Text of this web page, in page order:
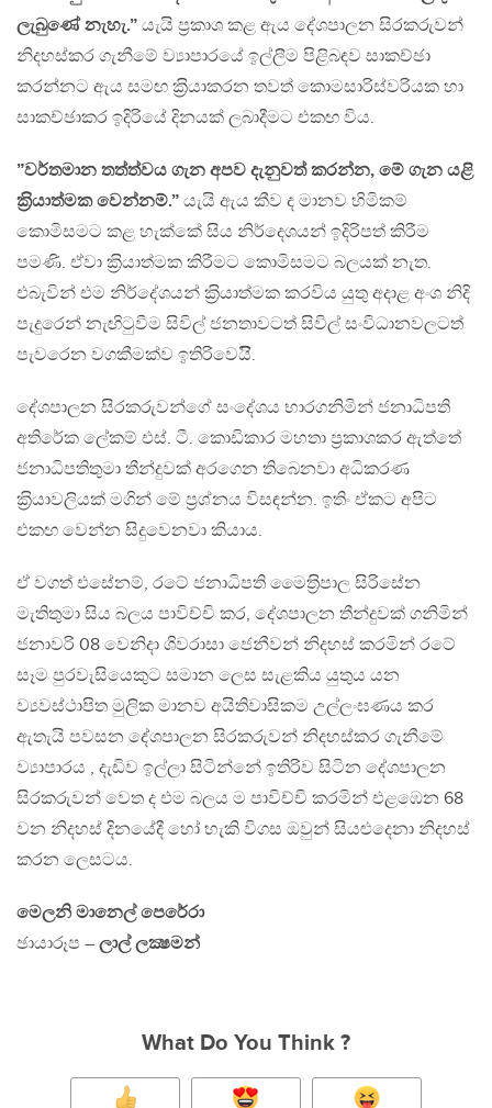
ලැබුණේ නැහැ.” යැයි ප‍්‍රකාශ කළ ඇය දේශපාලන සිරකරුවන්
නිදහස්කර ගැනීමේ ව්‍යාපාරයේ ඉල්ලීම පිළිබඳව සාකච්ඡා
කරන්නට ඇය සමඟ ක‍්‍රියාකරන තවත් කොමසාරිස්වරියක හා
සාකච්ඡාකර ඉදිරියේ දිනයක් ලබාදීමට එකඟ විය.
”වර්තමාන තත්ත්වය ගැන අපව දැනුවත් කරන්න, මේ ගැන යළි
ක‍්‍රියාත්මක වෙන්නම්.” යැයි ඇය කීව ද මානව හිමිකම්
කොමිසමට කළ හැක්කේ සිය නිර්දෙශයන් ඉදිරිපත් කිරීම
පමණි. ඒවා ක‍්‍රියාත්මක කිරීමට කොමිසමට බලයක් නැත.
එබැවින් එම නිර්දේශයන් ක‍්‍රියාත්මක කරවිය යුතු අදාළ අංශ නිදි
පැදුරෙන් නැඟිටුවීම සිවිල් ජනතාවටත් සිවිල් සංවිධානවලටත්
පැවරෙන වගකීමක්ව ඉතිරිවෙයිි.
දේශපාලන සිරකරුවන්ගේ සංදේශය භාරගනිමින් ජනාධිපති
අතිරේක ලේකම් එස්. ටී. කොඩිකාර මහතා ප‍්‍රකාශකර ඇත්තේ
ජනාධිපතිතුමා තීන්දුවක් අරගෙන තිබෙනවා අධිකරණ
ක‍්‍රියාවලියක් මගින් මේ ප‍්‍රශ්නය විසඳන්න. ඉතිං ඒකට අපිට
එකඟ වෙන්න සිදුවෙනවා කියාය.
ඒ වගත් එසේනම්, රටේ ජනාධිපති මෛත‍්‍රිපාල සිරිසේන
මැතිතුමා සිය බලය පාවිච්චි කර, දේශපාලන තීන්දුවක් ගනිමින්
ජනාවරි 08 වෙනිදා ශිවරාසා ජෙනීවන් නිදහස් කරමින් රටේ
සෑම පුරවැසියෙකුට සමාන ලෙස සැළකිය යුතුය යන
ව්‍යවස්ථාපිත මුලික මානව අයිතිවාසිකම උල්ලංඝණය කර
ඇතැයි පවසන දේශපාලන සිරකරුවන් නිදහස්කර ගැනීමේ
ව්‍යාපාරය , දැඩිව ඉල්ලා සිටින්නේ ඉතිරිව සිටින දේශපාලන
සිරකරුවන් වෙත ද එම බලය ම පාවිච්චි කරමින් එළඹෙන 68
වන නිදහස් දිනයේදී හෝ හැකි විගස ඔවුන් සියළුදෙනා නිදහස්
කරන ලෙසටය.
මෙලනි මානෙල් පෙරේරා
ඡායාරූප – ලාල් ලක්‍ෂමන්
What Do You Think ?